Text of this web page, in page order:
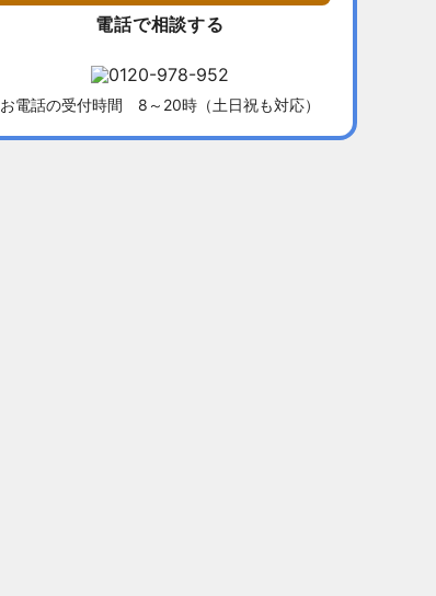
電話で相談する
お電話の受付時間 8～20時（土日祝も対応）